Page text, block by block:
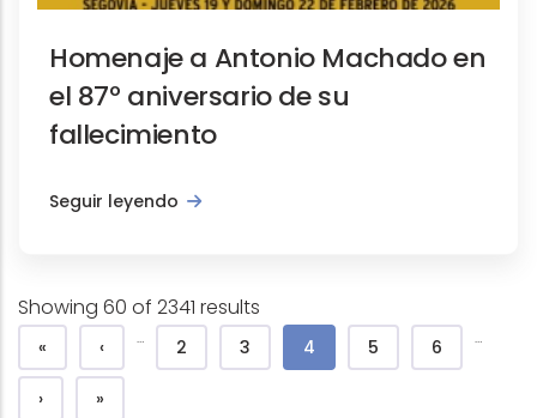
Homenaje a Antonio Machado en
el 87º aniversario de su
fallecimiento
Seguir leyendo
Showing 60 of 2341 results
Pagination
First page
« Previous page
‹ … Page
2 Page
3 Current page
4 Page
5 Page
6 …
Next page
› Last page
»